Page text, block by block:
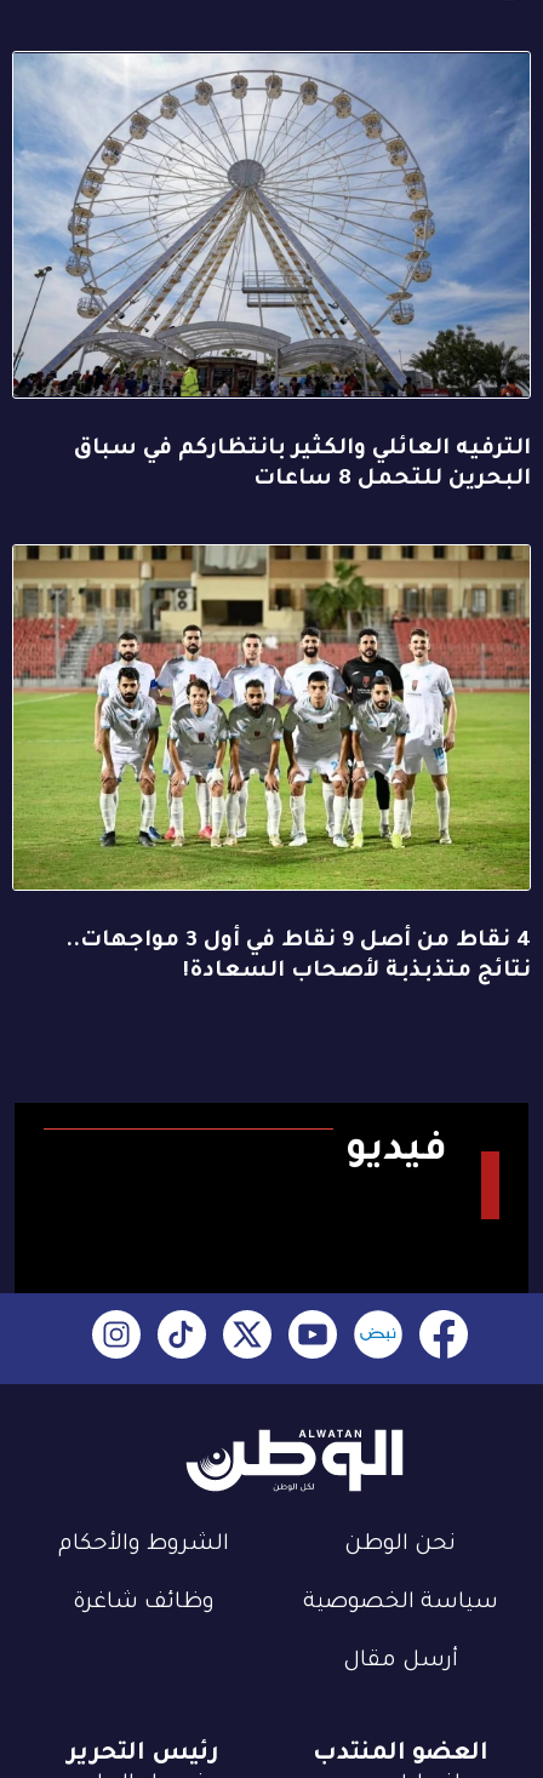
الترفيه العائلي والكثير بانتظاركم في سباق
البحرين للتحمل 8 ساعات
4 نقاط من أصل 9 نقاط في أول 3 مواجهات..
نتائج متذبذبة لأصحاب السعادة!
فيديو
نحن الوطن الشروط والأحكام
سياسة الخصوصية وظائف شاغرة
أرسل مقال
العضو المنتدب رئيس التحرير